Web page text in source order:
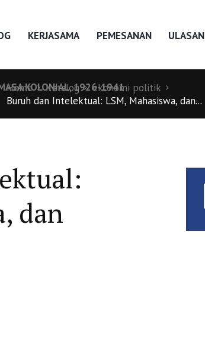
KERJASAMA PEMESANAN ULASAN
KOLONIAL, 1926-1941
Home Katalog
ekonomi politik
Buruh dan Intelektual: LSM, Mahasiswa, dan...
dan